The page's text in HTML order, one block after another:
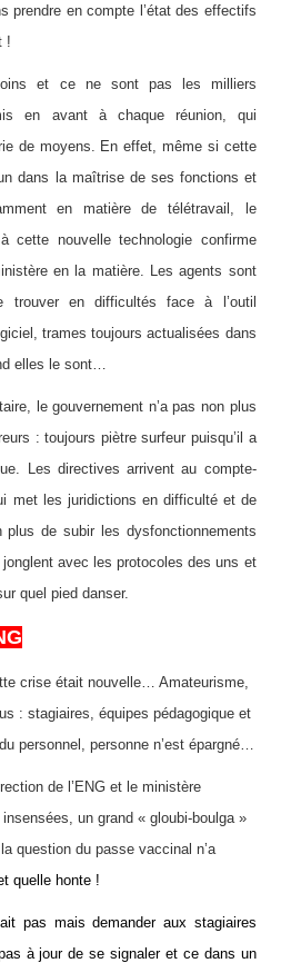
prendre en compte l’état des effectifs
!
et ce ne sont pas les milliers
en avant à chaque réunion, qui
de moyens. En effet, même si cette
dans la maîtrise de ses fonctions et
en matière de télétravail, le
à cette nouvelle technologie confirme
en la matière. Les agents sont
trouver en difficultés face à l’outil
trames toujours actualisées dans
elles le sont…
le gouvernement n’a pas non plus
: toujours piètre surfeur puisqu’il a
Les directives arrivent au compte-
met les juridictions en difficulté et de
de subir les dysfonctionnements
avec les protocoles des uns et
quel pied danser.
crise était nouvelle… Amateurisme,
: stagiaires, équipes pédagogique et
personnel, personne n’est épargné…
de l’ENG et le ministère
un grand « gloubi-boulga »
question du passe vaccinal n’a
quelle honte !
pas mais demander aux stagiaires
à jour de se signaler et ce dans un